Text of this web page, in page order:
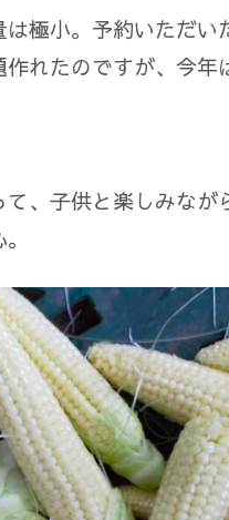
極小。予約いただ
れたのですが、今年
、子供と楽しみなが